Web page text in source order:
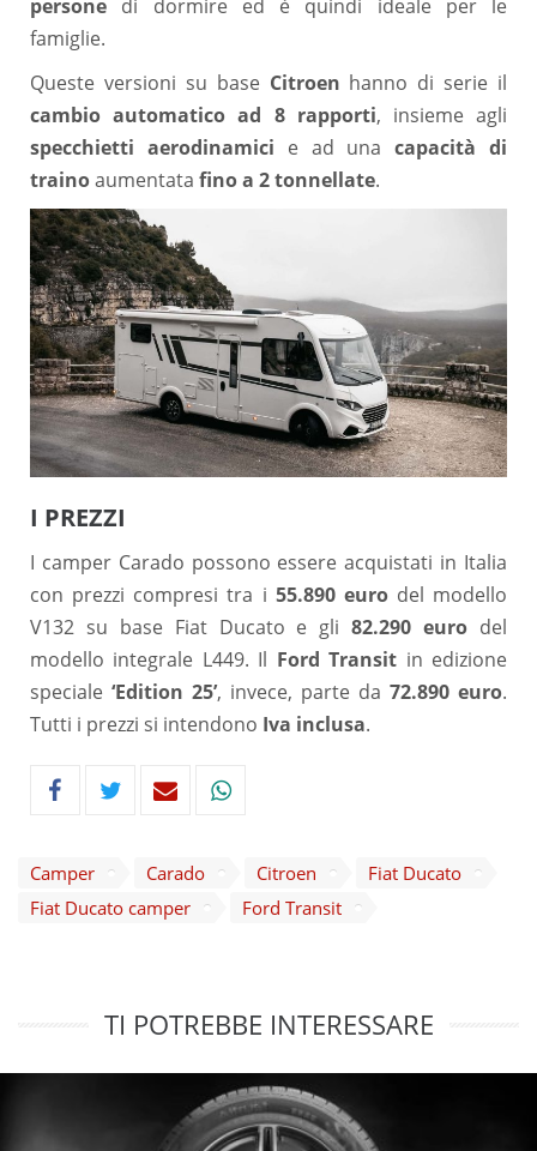
persone di dormire ed è quindi ideale per le
famiglie.
Queste versioni su base Citroen hanno di serie il
cambio automatico ad 8 rapporti, insieme agli
specchietti aerodinamici e ad unacapacità di
trainoaumentata fino a 2 tonnellate.
I PREZZI
I camper Carado possono essere acquistati in Italia
con prezzi compresi tra i 55.890 eurodel modello
V132 su base Fiat Ducato e gli82.290 euro del
modello integrale L449. Il Ford Transit in edizione
speciale ‘Edition 25’, invece, parte da 72.890 euro.
Tutti i prezzi si intendono Iva inclusa.
Camper Carado Citroen
Fiat Ducato
Fiat Ducato camper
Ford Transit
TI POTREBBE INTERESSARE